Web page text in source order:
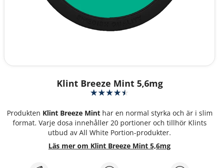
Klint Breeze Mint 5,6mg
Produkten Klint Breeze Minthar en normal styrka och är i slim
format. Varje dosa innehåller 20 portioner och tillhör Klints
utbud av All White Portion-produkter.
Läs mer om Klint Breeze Mint 5,6mg